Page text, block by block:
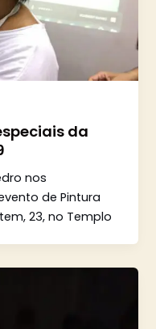
da
nos
de Pintura
23, no Templo